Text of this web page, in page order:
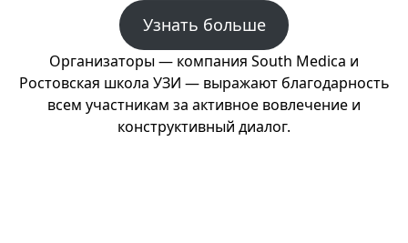
Узнать больше
Организаторы — компания South Medica и
Ростовская школа УЗИ — выражают благодарность
всем участникам за активное вовлечение и
конструктивный диалог.